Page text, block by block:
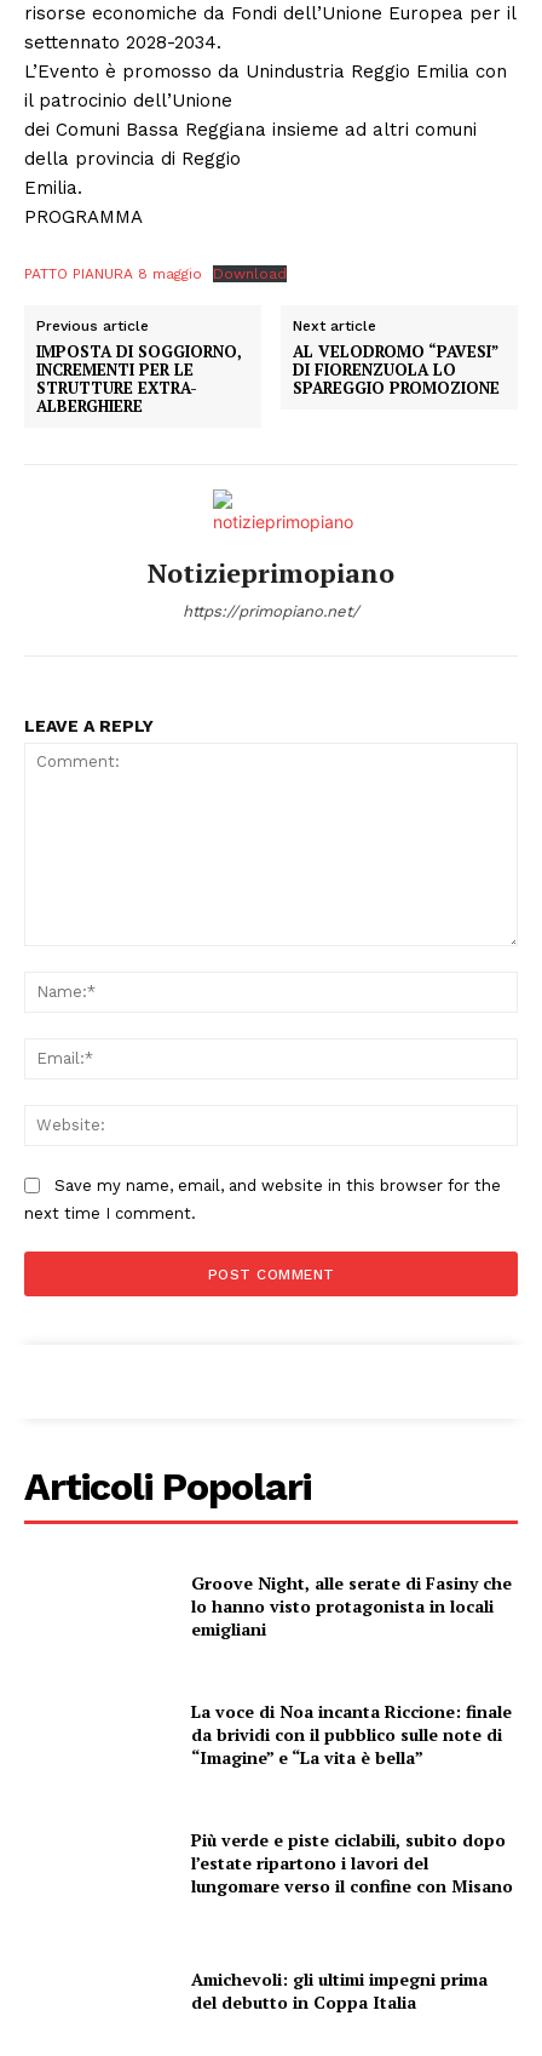
risorse economiche da Fondi dell’Unione Europea per il
settennato 2028-2034.
L’Evento è promosso da Unindustria Reggio Emilia con
il patrocinio dell’Unione
dei Comuni Bassa Reggiana insieme ad altri comuni
della provincia di Reggio
Emilia.
PROGRAMMA
PATTO PIANURA 8 maggio Download
Previous article
IMPOSTA DI SOGGIORNO,
INCREMENTI PER LE
STRUTTURE EXTRA-
ALBERGHIERE
Next article
AL VELODROMO “PAVESI”
DI FIORENZUOLA LO
SPAREGGIO PROMOZIONE
Notizieprimopiano
https://primopiano.net/
LEAVE A REPLY
Save my name, email, and website in this browser for the
next time I comment.
Articoli Popolari
Groove Night, alle serate di Fasiny che
lo hanno visto protagonista in locali
emigliani
La voce di Noa incanta Riccione: finale
da brividi con il pubblico sulle note di
“Imagine” e “La vita è bella”
Più verde e piste ciclabili, subito dopo
l’estate ripartono i lavori del
lungomare verso il confine con Misano
Amichevoli: gli ultimi impegni prima
del debutto in Coppa Italia